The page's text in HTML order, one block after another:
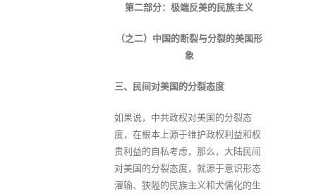
第二部分：极端反美的民族主义
（之二）中国的断裂与分裂的美国形
象
三、民间对美国的分裂态度
如果说，中共政权对美国的分裂态
度，在根本上源于维护政权利益和权
贵利益的自私考虑，那么，大陆民间
对美国的分裂态度，就源于意识形态
灌输、狭隘的民族主义和犬儒化的生